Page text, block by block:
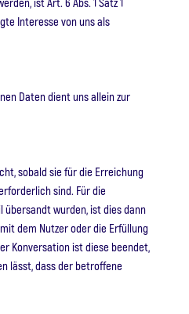
Interesse von uns als
Daten dient uns allein zur
sobald sie für die Erreichung
sind. Für die
übersandt wurden, ist dies dann
dem Nutzer oder die Erfüllung
Konversation ist diese beendet,
lässt, dass der betroffene